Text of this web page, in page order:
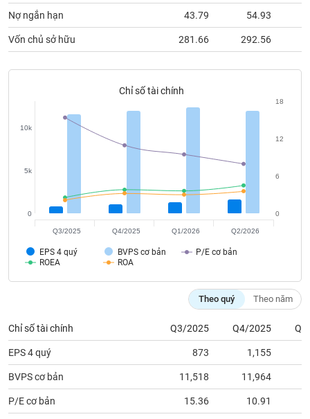
Nợ ngắn hạn 43.79 54.93
Vốn chủ sở hữu 281.66 292.56
Chỉ số tài chính
EPS 4 quý BVPS cơ bản
P/E cơ bản
ROEA
ROA
0
5k
10k
0
6
12
18
Q3/2025 Q4/2025 Q1/2026 Q2/2026
Theo quý Theo năm
Chỉ số tài chính Q3/2025 Q4/2025
EPS 4 quý 873 1,155
BVPS cơ bản 11,518 11,964
P/E cơ bản 15.36 10.91
đầu
tư
thông
chính